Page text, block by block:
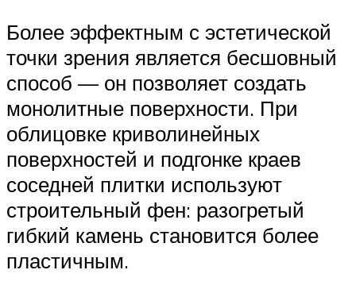
Более эффектным с эстетической
точки зрения является бесшовный
способ — он позволяет создать
монолитные поверхности. При
облицовке криволинейных
поверхностей и подгонке краев
соседней плитки используют
строительный фен: разогретый
гибкий камень становится более
пластичным.